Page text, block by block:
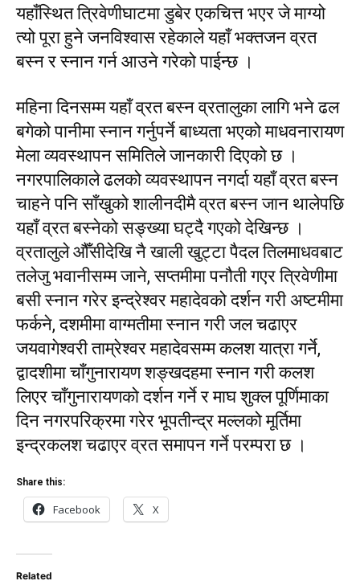
यहाँस्थित त्रिवेणीघाटमा डुबेर एकचित्त भएर जे माग्यो
त्यो पूरा हुने जनविश्वास रहेकाले यहाँ भक्तजन व्रत
बस्न र स्नान गर्न आउने गरेको पाईन्छ ।
महिना दिनसम्म यहाँ व्रत बस्न व्रतालुका लागि भने ढल
बगेको पानीमा स्नान गर्नुपर्ने बाध्यता भएको माधवनारायण
मेला व्यवस्थापन समितिले जानकारी दिएको छ ।
नगरपालिकाले ढलको व्यवस्थापन नगर्दा यहाँ व्रत बस्न
चाहने पनि साँखुको शालीनदीमै व्रत बस्न जान थालेपछि
यहाँ व्रत बस्नेको सङ्ख्या घट्दै गएको देखिन्छ ।
व्रतालुले औँसीदेखि नै खाली खुट्टा पैदल तिलमाधवबाट
तलेजु भवानीसम्म जाने, सप्तमीमा पनौती गएर त्रिवेणीमा
बसी स्नान गरेर इन्द्रेश्वर महादेवको दर्शन गरी अष्टमीमा
फर्कने, दशमीमा वाग्मतीमा स्नान गरी जल चढाएर
जयवागेश्वरी ताम्रेश्वर महादेवसम्म कलश यात्रा गर्ने,
द्वादशीमा चाँगुनारायण शङ्खदहमा स्नान गरी कलश
लिएर चाँगुनारायणको दर्शन गर्ने र माघ शुक्ल पूर्णिमाका
दिन नगरपरिक्रमा गरेर भूपतीन्द्र मल्लको मूर्तिमा
इन्द्रकलश चढाएर व्रत समापन गर्ने परम्परा छ ।
Share this:
Facebook X
Related